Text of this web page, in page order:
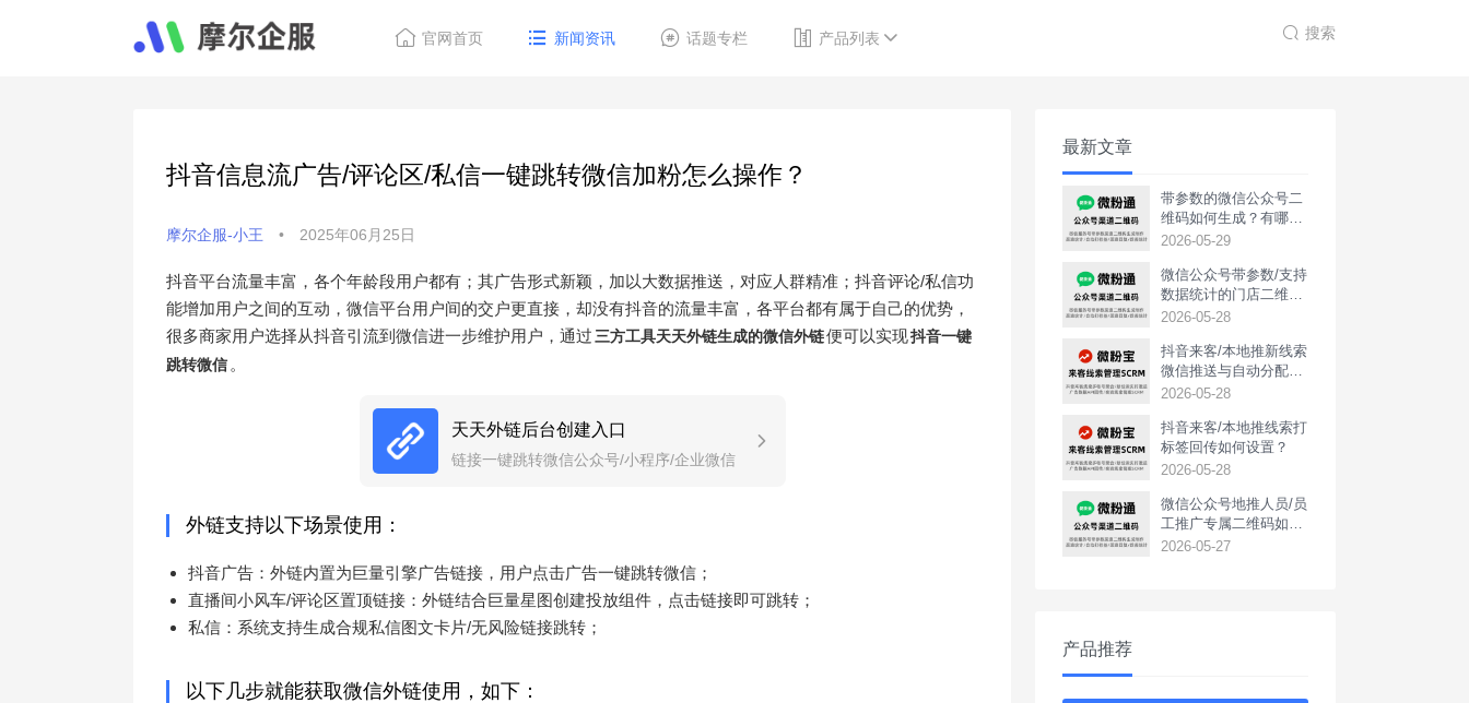
官网首页 新闻资讯 话题专栏 产品列表 搜索
抖音信息流广告/评论区/私信一键跳转微信加粉怎么操作？
摩尔企服-小王 • 2025年06月25日
抖音平台流量丰富，各个年龄段用户都有；其广告形式新颖，加以大数据推送，对应人群精准；抖音评论/私信功
能增加用户之间的互动，微信平台用户间的交户更直接，却没有抖音的流量丰富，各平台都有属于自己的优势，
很多商家用户选择从抖音引流到微信进一步维护用户，通过 三方工具天天外链生成的微信外链便可以实现抖音一键
跳转微信 。
天天外链后台创建入口
链接一键跳转微信公众号/小程序/企业微信
外链支持以下场景使用：
抖音广告：外链内置为巨量引擎广告链接，用户点击广告一键跳转微信；
直播间小风车/评论区置顶链接：外链结合巨量星图创建投放组件，点击链接即可跳转；
私信：系统支持生成合规私信图文卡片/无风险链接跳转；
以下几步就能获取微信外链使用，如下：
最新文章
带参数的微信公众号二
维码如何生成？有哪些
用途？
2026-05-29
微信公众号带参数/支持
数据统计的门店二维码
如何生成？
2026-05-28
抖音来客/本地推新线索
微信推送与自动分配如
何实现？
2026-05-28
抖音来客/本地推线索打
标签回传如何设置？
2026-05-28
‌微信公众号地推人员/员
工推广专属二维码如何
生成？
2026-05-27
产品推荐